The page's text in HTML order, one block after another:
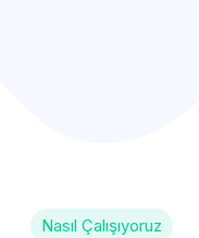
Nasıl Çalışıyoruz